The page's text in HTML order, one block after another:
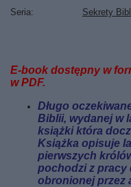
Seria
Sekrety
E-book dostępny w
w PDF.
Długo
Biblii, wydanej w
książki która
Książka opisuje
pierwszych
pochodzi z pracy
obronionej przez